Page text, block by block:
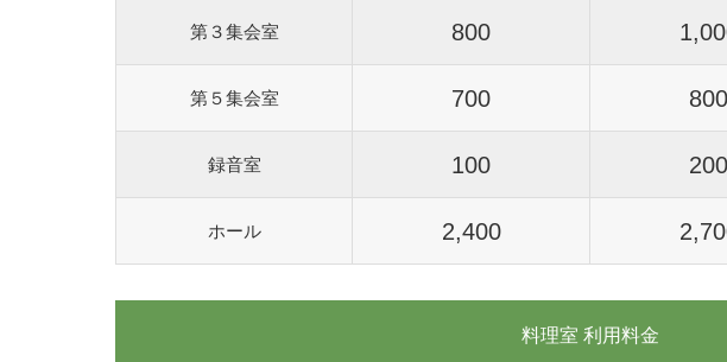
第３集会室 800
第５集会室 700 800
録音室 100 200
ホール 2,400
料理室 利用料金